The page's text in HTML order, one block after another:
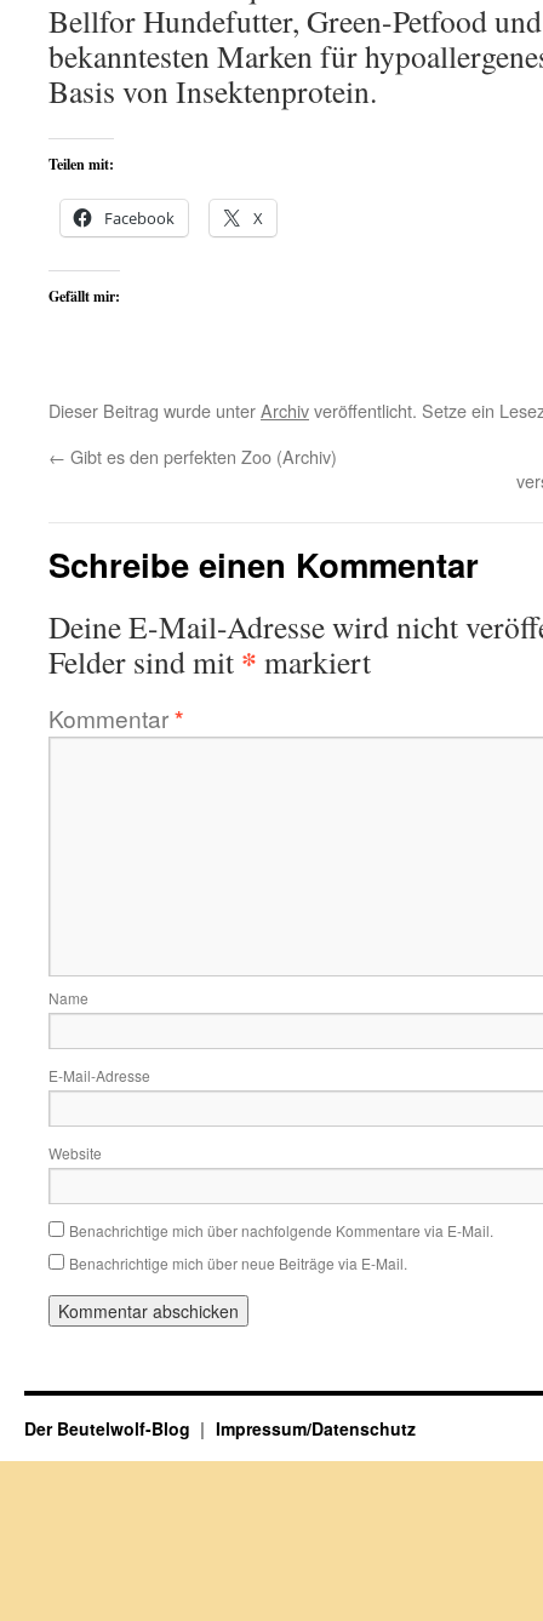
Bellfor Hundefutter, Green-Petfood
bekanntesten Marken für
Basis von Insektenprotein.
Teilen mit:
Facebook X
Gefällt mir:
Dieser Beitrag wurde unterArchivveröffentlicht. Setze ein
← Gibt es den perfekten Zoo (Archiv)
Schreibe einen Kommentar
Deine E-Mail-Adresse wird nicht
Felder sind mit * markiert
Kommentar*
Name
E-Mail-Adresse
Website
Benachrichtige mich über nachfolgende Kommentare via E-Mail.
Benachrichtige mich über neue Beiträge via E-Mail.
Der Beutelwolf-Blog Impressum/Datenschutz